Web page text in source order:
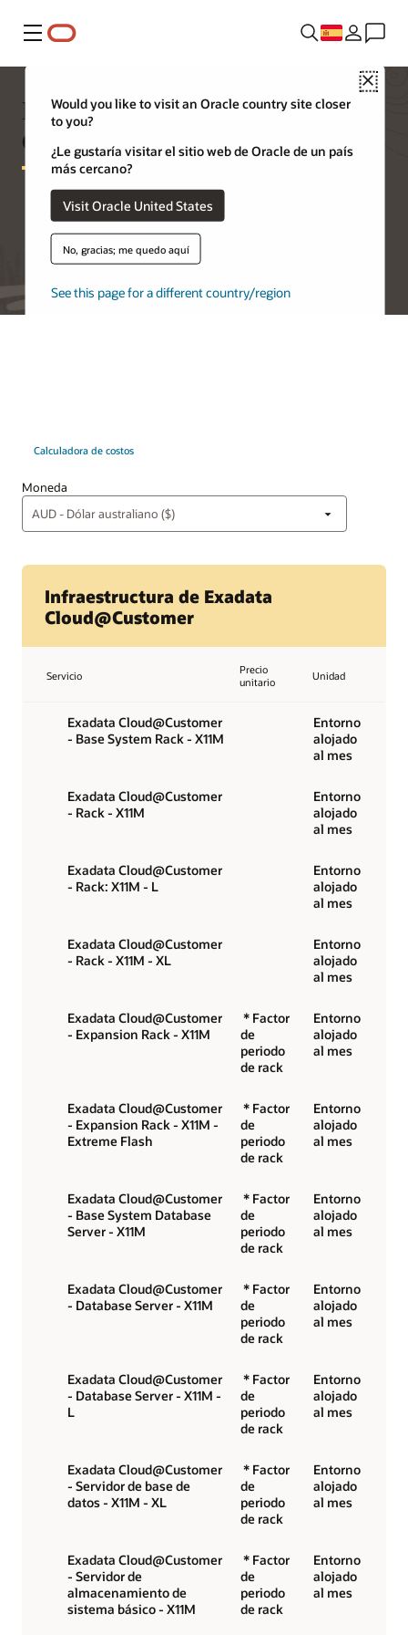
Menú
Close
Would you like to visit an Oracle country site closer
to you?
¿Le gustaría visitar el sitio web de Oracle de un país
más cercano?
Visit Oracle United States
No, gracias; me quedo aquí
See this page for a different country/region
Precios de Exadata
Cloud@Customer
Prueba Oracle Cloud Free Tier (entorno gratuito)
Moneda
Calculadora de costos
Infraestructura de Exadata
Cloud@Customer
Servicio
Precio
unitario
Unidad
Exadata Cloud@Customer
- Base System Rack - X11M
Entorno
alojado
al mes
Exadata Cloud@Customer
- Rack - X11M
Entorno
alojado
al mes
Exadata Cloud@Customer
- Rack: X11M - L
Entorno
alojado
al mes
Exadata Cloud@Customer
- Rack - X11M - XL
Entorno
alojado
al mes
Exadata Cloud@Customer
- Expansion Rack - X11M
* Factor
de
periodo
de rack
Entorno
alojado
al mes
Exadata Cloud@Customer
- Expansion Rack - X11M -
Extreme Flash
* Factor
de
periodo
de rack
Entorno
alojado
al mes
Exadata Cloud@Customer
- Base System Database
Server - X11M
* Factor
de
periodo
de rack
Entorno
alojado
al mes
Exadata Cloud@Customer
- Database Server - X11M
* Factor
de
periodo
de rack
Entorno
alojado
al mes
Exadata Cloud@Customer
- Database Server - X11M -
L
* Factor
de
periodo
de rack
Entorno
alojado
al mes
Exadata Cloud@Customer
- Servidor de base de
datos - X11M - XL
* Factor
de
periodo
de rack
Entorno
alojado
al mes
Exadata Cloud@Customer
- Servidor de
almacenamiento de
sistema básico - X11M
* Factor
de
periodo
de rack
Entorno
alojado
al mes